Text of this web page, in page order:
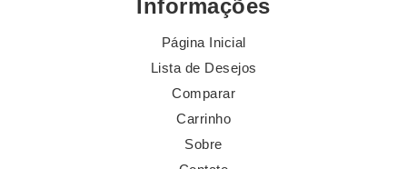
Informações
Página Inicial
Lista de Desejos
Comparar
Carrinho
Sobre